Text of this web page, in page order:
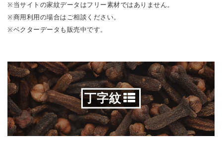
※当サイトの家紋データはフリー素材ではありません。
※商用利用の場合はご相談ください。
※ベクターデータも販売中です。
丁字紋